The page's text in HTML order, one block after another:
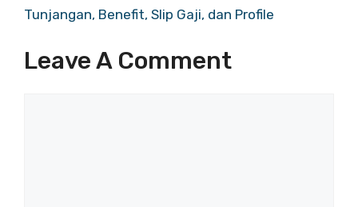
Tunjangan, Benefit, Slip Gaji, dan Profile
Leave A Comment